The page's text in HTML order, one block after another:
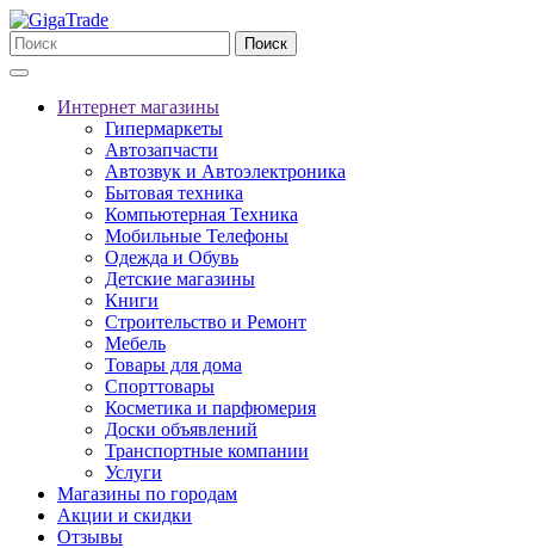
Поиск
Интернет магазины
Гипермаркеты
Автозапчасти
Автозвук и Автоэлектроника
Бытовая техника
Компьютерная Техника
Мобильные Телефоны
Одежда и Обувь
Детские магазины
Книги
Строительство и Ремонт
Мебель
Товары для дома
Спорттовары
Косметика и парфюмерия
Доски объявлений
Транспортные компании
Услуги
Магазины по городам
Акции и скидки
Отзывы